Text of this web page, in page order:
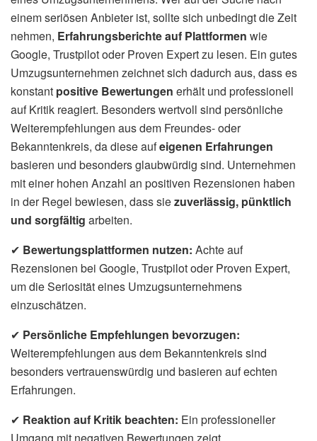
einem seriösen Anbieter ist, sollte sich unbedingt die Zeit
nehmen, Erfahrungsberichte auf Plattformen wie
Google, Trustpilot oder Proven Expert zu lesen. Ein gutes
Umzugsunternehmen zeichnet sich dadurch aus, dass es
konstant positive Bewertungen erhält und professionell
auf Kritik reagiert. Besonders wertvoll sind persönliche
Weiterempfehlungen aus dem Freundes- oder
Bekanntenkreis, da diese aufeigenen Erfahrungen
basieren und besonders glaubwürdig sind. Unternehmen
mit einer hohen Anzahl an positiven Rezensionen haben
in der Regel bewiesen, dass siezuverlässig, pünktlich
und sorgfältig arbeiten.
✔ Bewertungsplattformen nutzen: Achte auf
Rezensionen bei Google, Trustpilot oder Proven Expert,
um die Seriosität eines Umzugsunternehmens
einzuschätzen.
✔ Persönliche Empfehlungen bevorzugen:
Weiterempfehlungen aus dem Bekanntenkreis sind
besonders vertrauenswürdig und basieren auf echten
Erfahrungen.
✔ Reaktion auf Kritik beachten: Ein professioneller